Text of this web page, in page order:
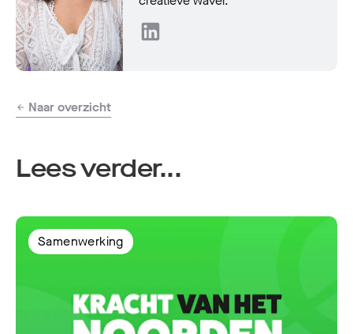
Naar overzicht
Lees verder...
Samenwerking